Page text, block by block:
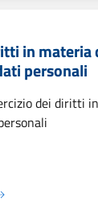
in materia
personali
dei diritti